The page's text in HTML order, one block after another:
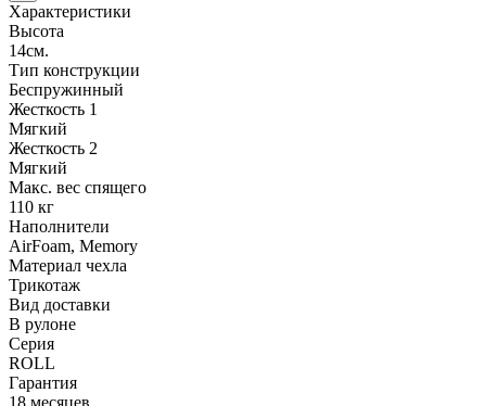
Характеристики
Высота
14см.
Тип конструкции
Беспружинный
Жесткость 1
Мягкий
Жесткость 2
Мягкий
Макс. вес спящего
110 кг
Наполнители
AirFoam, Memory
Материал чехла
Трикотаж
Вид доставки
В рулоне
Серия
ROLL
Гарантия
18 месяцев